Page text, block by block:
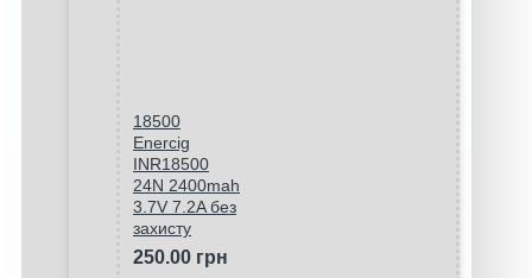
18500
Enercig
INR18500
24N 2400mah
3.7V 7.2A без
захисту
250.00 грн